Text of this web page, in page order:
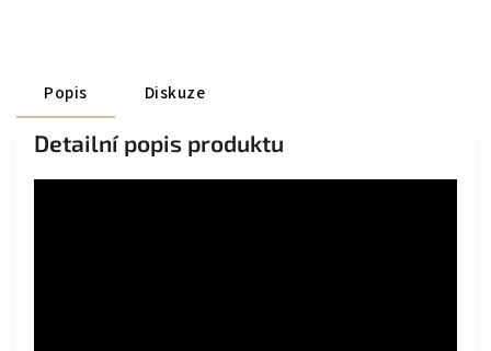
Popis Diskuze
Detailní popis produktu